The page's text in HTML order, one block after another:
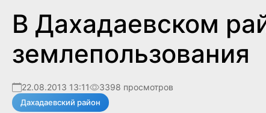
В Дахадаевском
землепользования
22.08.2013 13:11 3398 просмотров
Дахадаевский район